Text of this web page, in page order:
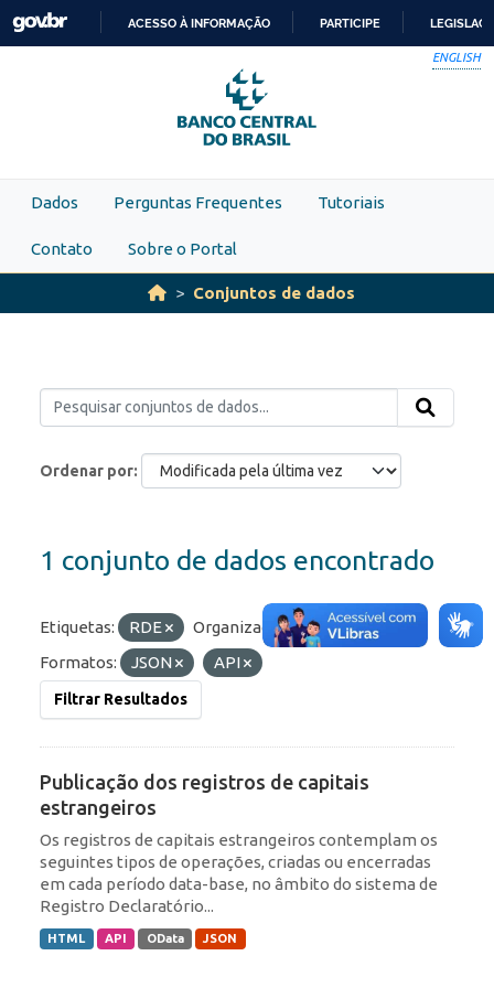
Skip to main content
PARA
O
CONTEÚDO
ACESSO À INFORMAÇÃO PARTICIPE
ENGLISH
Dados Perguntas Frequentes Tutoriais
Contato Sobre o Portal
Conjuntos de dados
Ordenar por
1 conjunto de dados encontrado
Etiquetas: RDE Organizações:
BCB/Dstat
Formatos:
JSON API
Filtrar Resultados
Publicação dos registros de capitais
estrangeiros
Os registros de capitais estrangeiros contemplam os
seguintes tipos de operações, criadas ou encerradas
em cada período data-base, no âmbito do sistema de
Registro Declaratório...
HTML API OData JSON